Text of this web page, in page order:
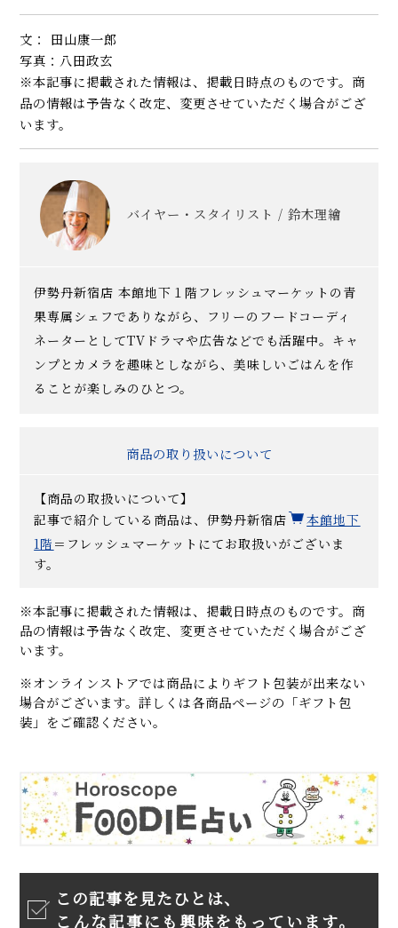
文： 田山康一郎
写真：八田政玄
※本記事に掲載された情報は、掲載日時点のものです。商
品の情報は予告なく改定、変更させていただく場合がござ
います。
バイヤー・スタイリスト / 鈴木理繪
伊勢丹新宿店 本館地下１階フレッシュマーケットの青
果専属シェフでありながら、フリーのフードコーディ
ネーターとしてTVドラマや広告などでも活躍中。キャ
ンプとカメラを趣味としながら、美味しいごはんを作
ることが楽しみのひとつ。
商品の取り扱いについて
【商品の取扱いについて】
記事で紹介している商品は、伊勢丹新宿店
本館地下
1階 ＝フレッシュマーケットにてお取扱いがございま
す。
※本記事に掲載された情報は、掲載日時点のものです。商
品の情報は予告なく改定、変更させていただく場合がござ
います。
※オンラインストアでは商品によりギフト包装が出来ない
場合がございます。詳しくは各商品ページの「ギフト包
装」をご確認ください。
この記事を見たひとは、
こんな記事にも興味をもっています。